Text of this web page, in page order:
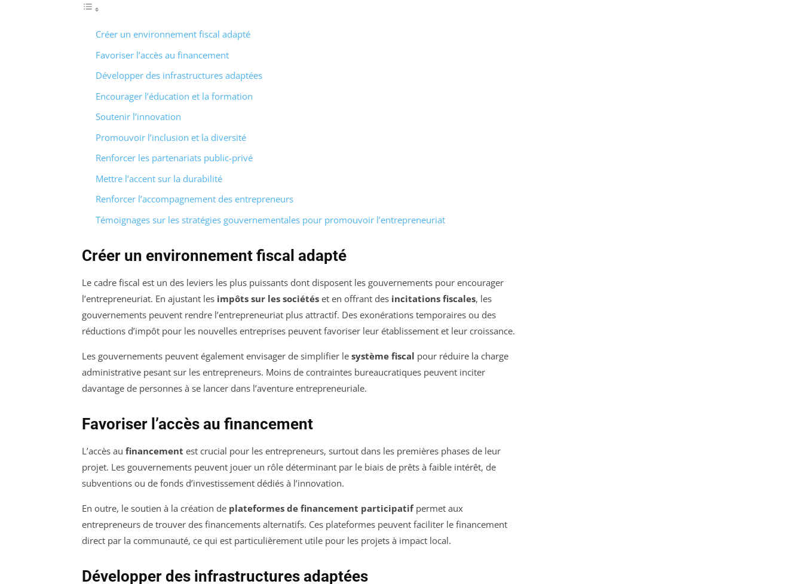
Créer un environnement fiscal adapté
Favoriser l’accès au financement
Développer des infrastructures adaptées
Encourager l’éducation et la formation
Soutenir l’innovation
Promouvoir l’inclusion et la diversité
Renforcer les partenariats public-privé
Mettre l’accent sur la durabilité
Renforcer l’accompagnement des entrepreneurs
Témoignages sur les stratégies gouvernementales pour promouvoir l’entrepreneuriat
Créer un environnement fiscal adapté
Le cadre fiscal est un des leviers les plus puissants dont disposent les gouvernements pour encourager
l’entrepreneuriat. En ajustant les impôts sur les sociétés et en offrant des incitations fiscales, les
gouvernements peuvent rendre l’entrepreneuriat plus attractif. Des exonérations temporaires ou des
réductions d’impôt pour les nouvelles entreprises peuvent favoriser leur établissement et leur croissance.
Les gouvernements peuvent également envisager de simplifier le système fiscal pour réduire la charge
administrative pesant sur les entrepreneurs. Moins de contraintes bureaucratiques peuvent inciter
davantage de personnes à se lancer dans l’aventure entrepreneuriale.
Favoriser l’accès au financement
L’accès au financement est crucial pour les entrepreneurs, surtout dans les premières phases de leur
projet. Les gouvernements peuvent jouer un rôle déterminant par le biais de prêts à faible intérêt, de
subventions ou de fonds d’investissement dédiés à l’innovation.
En outre, le soutien à la création de plateformes de financement participatifpermet aux
entrepreneurs de trouver des financements alternatifs. Ces plateformes peuvent faciliter le financement
direct par la communauté, ce qui est particulièrement utile pour les projets à impact local.
Développer des infrastructures adaptées